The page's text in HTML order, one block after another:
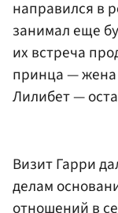
направился в
занимал еще
их встреча
принца — жена
Лилибет —
Визит Гарри
делам
отношений в